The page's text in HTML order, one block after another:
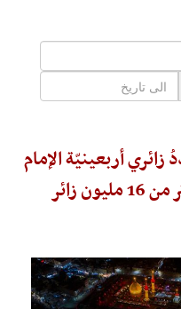
أربعينيّة الإمام
زائر